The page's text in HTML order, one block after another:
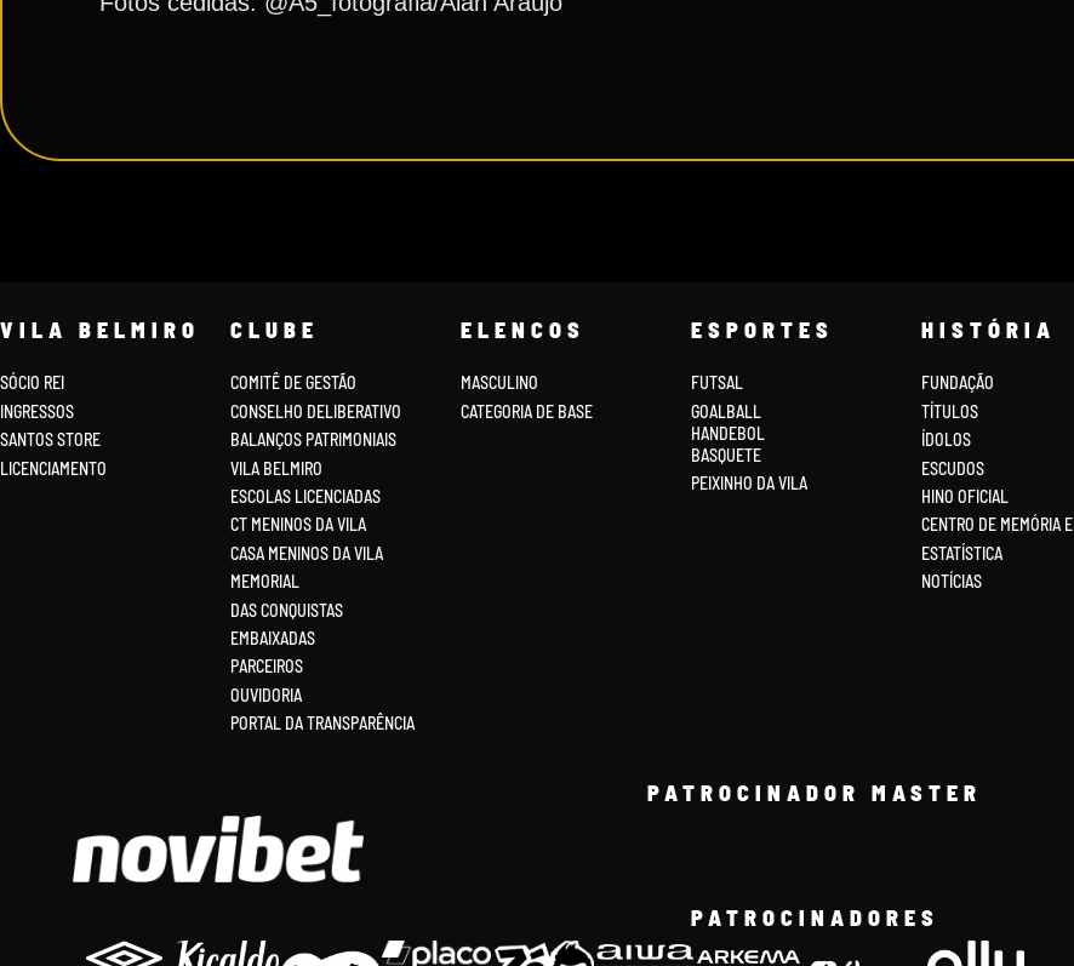
VILA BELMIRO
SÓCIO REI
INGRESSOS
SANTOS STORE
LICENCIAMENTO
CLUBE
COMITÊ DE GESTÃO
CONSELHO DELIBERATIVO
BALANÇOS PATRIMONIAIS
VILA BELMIRO
ESCOLAS LICENCIADAS
CT MENINOS DA VILA
CASA MENINOS DA VILA
MEMORIAL
DAS CONQUISTAS
EMBAIXADAS
PARCEIROS
OUVIDORIA
PORTAL DA TRANSPARÊNCIA
ELENCOS
MASCULINO
CATEGORIA DE BASE
ESPORTES
FUTSAL
GOALBALL
HANDEBOL
BASQUETE
PEIXINHO DA VILA
HISTÓRIA
FUNDAÇÃO
TÍTULOS
ÍDOLOS
ESCUDOS
HINO OFICIAL
CENTRO DE MEMÓRIA E
ESTATÍSTICA
NOTÍCIAS
PATROCINADOR MASTER
PATROCINADORES